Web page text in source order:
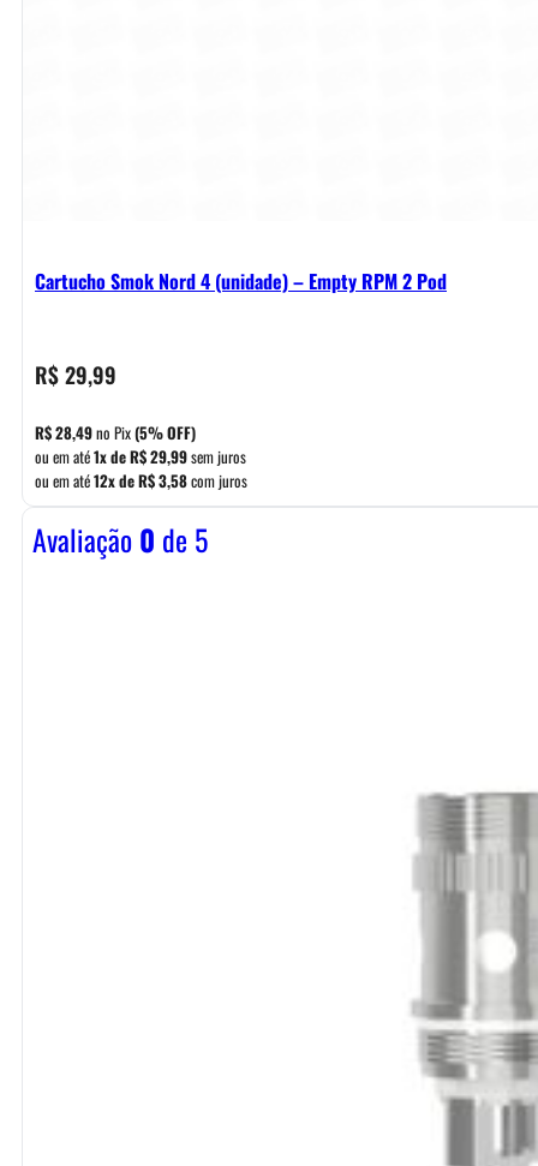
Cartucho Smok Nord 4 (unidade) – Empty RPM 2 Pod
R$29,99
R$28,49no Pix(5% OFF)
ou em até1x deR$29,99sem juros
ou em até12x deR$3,58com juros
Avaliação0 de 5